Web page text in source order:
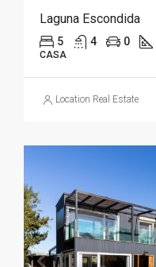
Laguna Escondida
5 4 0
CASA
Location Real Estate